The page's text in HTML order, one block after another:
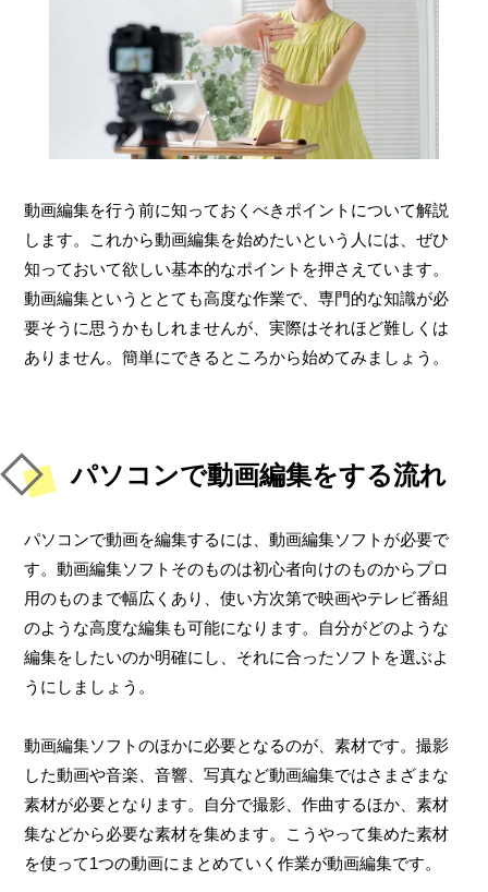
動画編集を行う前に知っておくべきポイントについて解説
します。これから動画編集を始めたいという人には、ぜひ
知っておいて欲しい基本的なポイントを押さえています。
動画編集というととても高度な作業で、専門的な知識が必
要そうに思うかもしれませんが、実際はそれほど難しくは
ありません。簡単にできるところから始めてみましょう。
パソコンで動画編集をする流れ
パソコンで動画を編集するには、動画編集ソフトが必要で
す。動画編集ソフトそのものは初心者向けのものからプロ
用のものまで幅広くあり、使い方次第で映画やテレビ番組
のような高度な編集も可能になります。自分がどのような
編集をしたいのか明確にし、それに合ったソフトを選ぶよ
うにしましょう。
動画編集ソフトのほかに必要となるのが、素材です。撮影
した動画や音楽、音響、写真など動画編集ではさまざまな
素材が必要となります。自分で撮影、作曲するほか、素材
集などから必要な素材を集めます。こうやって集めた素材
を使って1つの動画にまとめていく作業が動画編集です。